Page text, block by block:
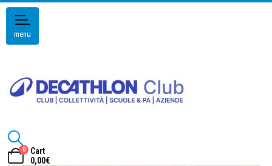
menu
0
Cart
0,00€